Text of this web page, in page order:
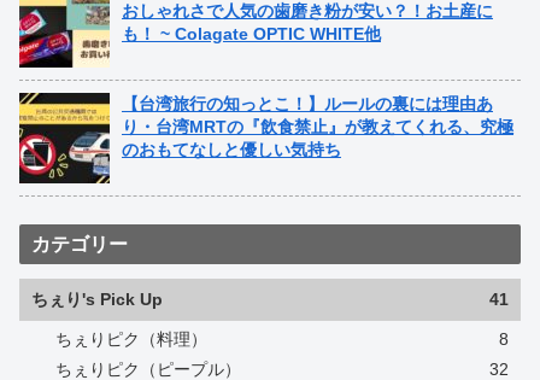
おしゃれさで人気の歯磨き粉が安い？！お土産に
も！ ~ Colagate OPTIC WHITE他
【台湾旅行の知っとこ！】ルールの裏には理由あ
り・台湾MRTの『飲食禁止』が教えてくれる、究極
のおもてなしと優しい気持ち
カテゴリー
ちぇり's Pick Up 41
ちぇりピク（料理）
8
ちぇりピク（ピープル）
32